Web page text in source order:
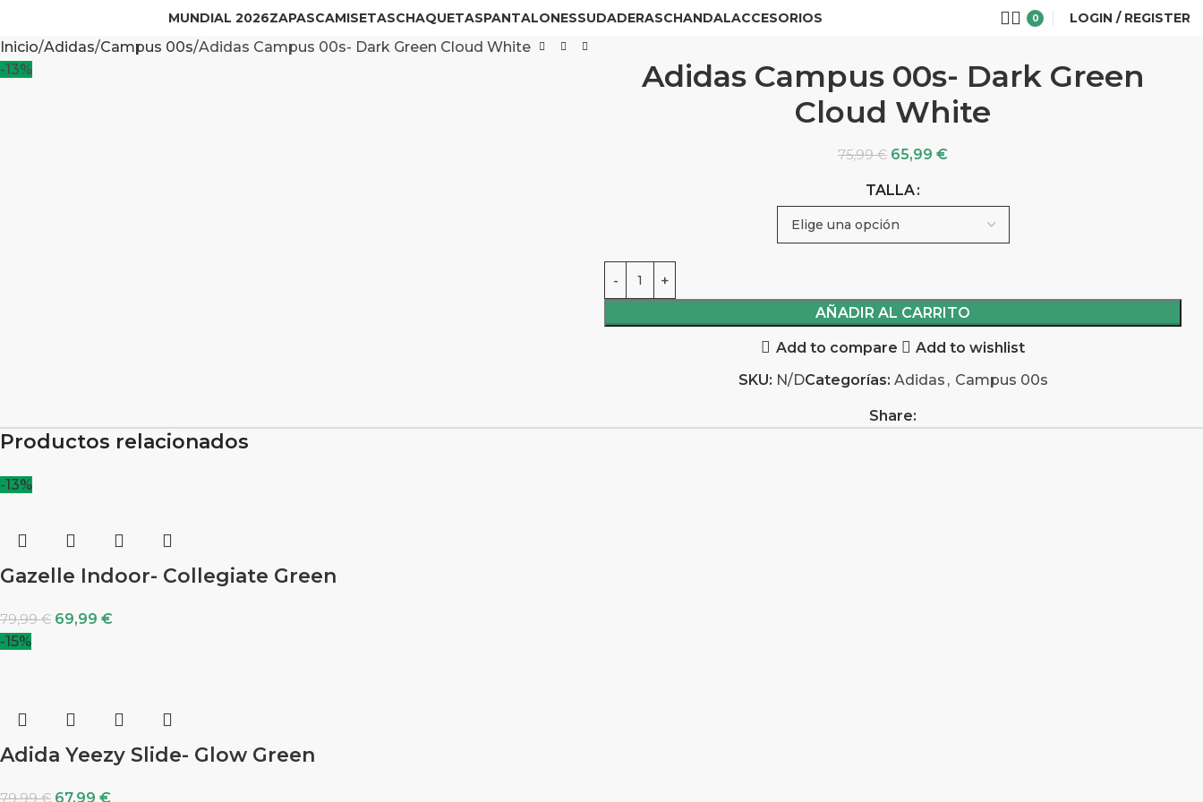
MUNDIAL 2026ZAPASCAMISETASCHAQUETASPANTALONESSUDADERASCHANDALACCESORIOS 0 LOGIN / REGISTER
Inicio Adidas Campus 00s Adidas Campus 00s- Dark Green Cloud White
-13%
Adidas Campus 00s- Dark Green
Cloud White
75,99€ 65,99 €
TALLA
AÑADIR AL CARRITO
Add to compare
Add to wishlist
SKU: N/DCategorías: Adidas , Campus 00s
Share:
Productos relacionados
-13%
Gazelle Indoor- Collegiate Green
79,99€ 69,99 €
-15%
Adida Yeezy Slide- Glow Green
79,99€ 67,99 €